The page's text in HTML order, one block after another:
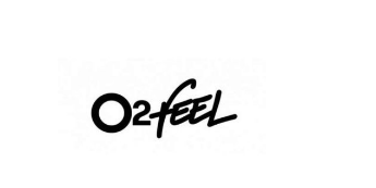
pas à nous contacter au